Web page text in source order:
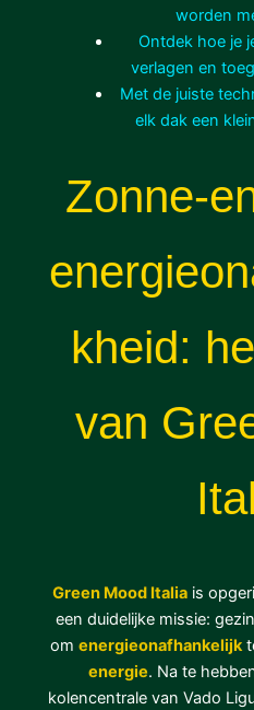
worden
Ontdek hoe je
verlagen en
Met de juiste
elk dak een
Zonne-
kheid:
van
Green Mood Italiais
een duidelijke missie:
om energieonafhankelijk
energie. Na te
kolencentrale van Vado